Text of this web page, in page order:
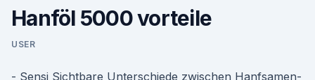
Hanföl 5000 vorteile
USER
- Sensi Sichtbare Unterschiede zwischen Hanfsamen-